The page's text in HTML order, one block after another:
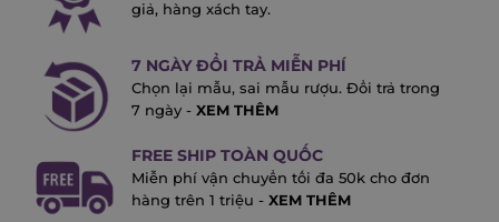
giả, hàng xách tay.
7 NGÀY ĐỔI TRẢ MIỄN PHÍ
Chọn lại mẫu, sai mẫu rượu. Đổi trả trong
7 ngày - XEM THÊM
FREE SHIP TOÀN QUỐC
Miễn phí vận chuyển tối đa 50k cho đơn
hàng trên 1 triệu - XEM THÊM